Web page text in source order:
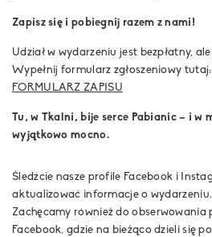
Zapisz się i pobiegnij razem z nami!
Udział w wydarzeniu jest bezpłatny,
Wypełnij formularz zgłoszeniowy tutaj:
FORMULARZ ZAPISU
Tu, w Tkalni, bije serce Pabianic – i w
wyjątkowo mocno.
Śledźcie nasze profile Facebook i
aktualizować informacje o wydarzeniu.
Zachęcamy również do obserwowania
Facebook, gdzie na bieżąco dzieli się